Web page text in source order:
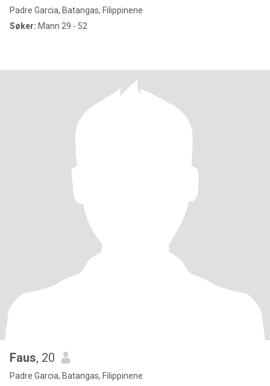
Padre Garcia, Batangas, Filippinene
Søker: Mann 29 - 52
Faus, 20
Padre Garcia, Batangas, Filippinene